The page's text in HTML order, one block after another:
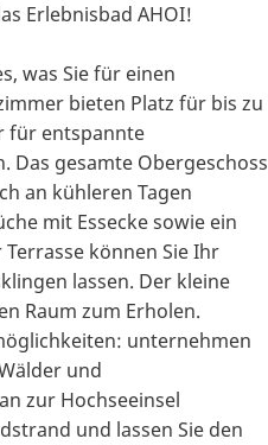
Erlebnisbad AHOI!
was Sie für einen
bieten Platz für bis zu
für entspannte
Das gesamte Obergeschoss
an kühleren Tagen
mit Essecke sowie ein
können Sie Ihr
lassen. Der kleine
Raum zum Erholen.
unternehmen
und
zur Hochseeinsel
und lassen Sie den